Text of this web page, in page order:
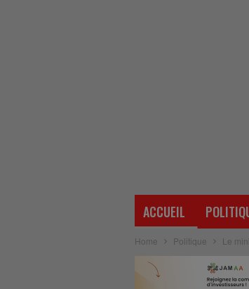
ACCUEIL
Home Politique Le